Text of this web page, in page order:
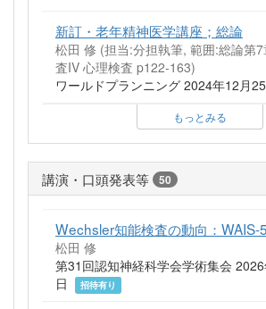
新訂・老年精神医学講座；総論
松田 修 (担当:分担執筆, 範囲:総論第
査IV 心理検査 p122-163)
ワールドプランニング 2024年12月
もっとみる
講演・口頭発表等 50
Wechsler知能検査の動向：WAIS-
松田 修
第31回認知神経科学会学術集会
日
招待有り